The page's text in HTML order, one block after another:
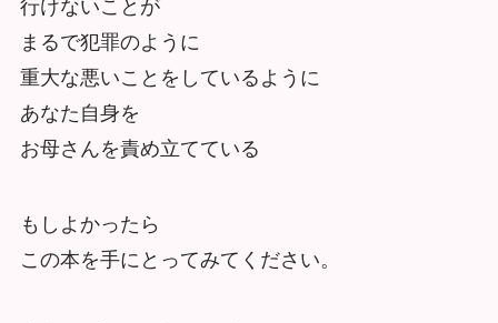
行けないことが
まるで犯罪のように
重大な悪いことをしているように
あなた自身を
お母さんを責め立てている
もしよかったら
この本を手にとってみてください。